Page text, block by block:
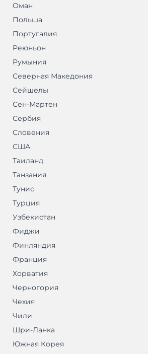
Оман
Польша
Португалия
Реюньон
Румыния
Северная Македония
Сейшелы
Сен-Мартен
Сербия
Словения
США
Таиланд
Танзания
Тунис
Турция
Узбекистан
Фиджи
Финляндия
Франция
Хорватия
Черногория
Чехия
Чили
Шри-Ланка
Южная Корея